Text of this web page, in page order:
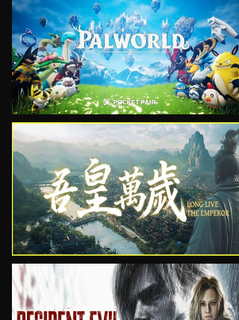
VIEW
VIEW